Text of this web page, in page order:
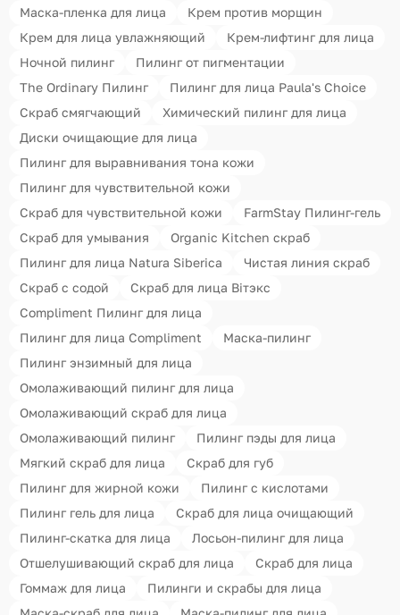
Маска-пленка для лица
Крем против морщин
Крем для лица увлажняющий
Крем-лифтинг для лица
Ночной пилинг
Пилинг от пигментации
The Ordinary Пилинг
Пилинг для лица Paula's Choice
Скраб смягчающий
Химический пилинг для лица
Диски очищающие для лица
Пилинг для выравнивания тона кожи
Пилинг для чувствительной кожи
Скраб для чувствительной кожи
FarmStay Пилинг-гель
Скраб для умывания
Organic Kitchen скраб
Пилинг для лица Natura Siberica
Чистая линия скраб
Скраб с содой
Скраб для лица Вiтэкс
Compliment Пилинг для лица
Пилинг для лица Compliment
Маска-пилинг
Пилинг энзимный для лица
Омолаживающий пилинг для лица
Омолаживающий скраб для лица
Омолаживающий пилинг
Пилинг пэды для лица
Мягкий скраб для лица
Скраб для губ
Пилинг для жирной кожи
Пилинг с кислотами
Пилинг гель для лица
Скраб для лица очищающий
Пилинг-скатка для лица
Лосьон-пилинг для лица
Отшелушивающий скраб для лица
Скраб для лица
Гоммаж для лица
Пилинги и скрабы для лица